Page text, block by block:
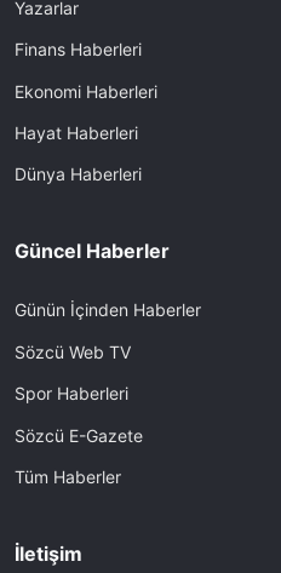
Yazarlar
Finans Haberleri
Ekonomi Haberleri
Hayat Haberleri
Dünya Haberleri
Güncel Haberler
Günün İçinden Haberler
Sözcü Web TV
Spor Haberleri
Sözcü E-Gazete
Tüm Haberler
İletişim